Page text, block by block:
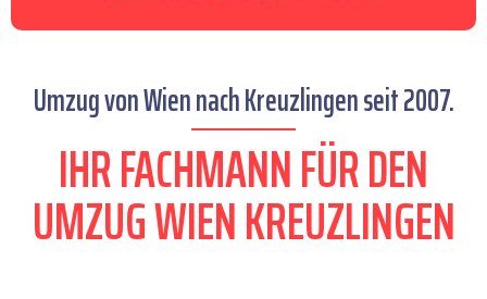
Umzug von Wien nach Kreuzlingen seit 2007.
IHR FACHMANN FÜR DEN
UMZUG WIEN KREUZLINGEN